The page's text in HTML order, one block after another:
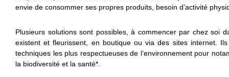
envie de consommer ses propres produits, besoin d’activité
Plusieurs solutions sont possibles, à commencer par chez soi
existent et fleurissent, en boutique ou via des sites internet.
techniques les plus respectueuses de l’environnement pour
la biodiversité et la santé*.